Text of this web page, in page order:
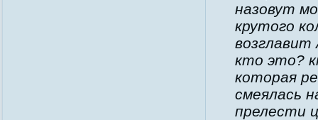
назовут
крутого
возглавит
кто это?
которая
смеялась
прелести